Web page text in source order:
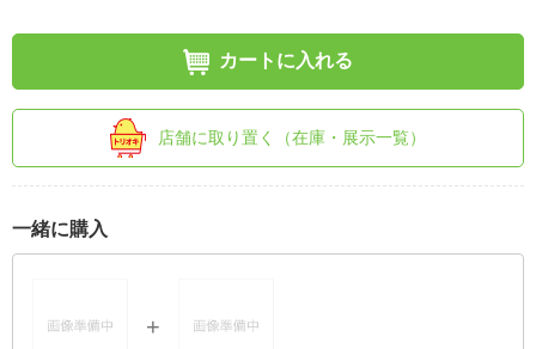
カートに入れる
店舗に取り置く（在庫・展示一覧）
一緒に購入